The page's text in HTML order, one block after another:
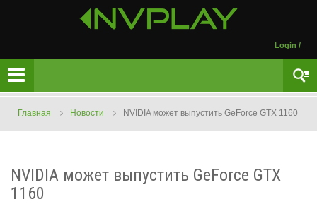
Login /
Главная Новости NVIDIA может выпустить GeForce GTX 1160
NVIDIA может выпустить GeForce GTX
1160